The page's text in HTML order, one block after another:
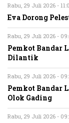
Rabu, 29 Juli 2026 -
Eva Dorong
Rabu, 29 Juli 2026 -
Pemkot Bandar
Dilantik
Rabu, 29 Juli 2026 -
Pemkot Bandar
Olok Gading
Rabu, 29 Juli 2026 -